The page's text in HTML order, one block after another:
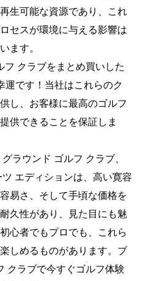
生可能な資源であり、これ
セスが環境に与える影響は
ます。
フ クラブをまとめ買いした
運です！当社はこれらのク
し、お客様に最高のゴルフ
供できることを保証しま
ラウンド ゴルフ クラブ、
エディションは、高い寛容
易さ、そして手頃な価格を
久性があり、見た目にも魅
心者でもプロでも、これら
しめるものがあります。ブ
クラブで今すぐゴルフ体験